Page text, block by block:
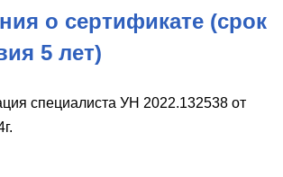
о сертификате (срок
5 лет)
специалиста УН 2022.132538 от